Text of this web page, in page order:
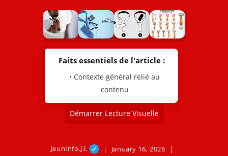
Faits essentiels de l'article :
• Contexte général relié au
contenu
Démarrer Lecture Visuelle
JeunInfo.J.l.
January 16, 2026